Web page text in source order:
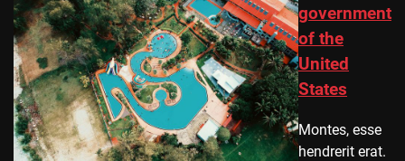
government
of the
United
States
Montes, esse
hendrerit erat.